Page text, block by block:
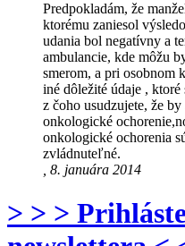
Predpokladám, že
ktorému zaniesol
udania bol negatívny a
ambulancie, kde môžu
smerom, a pri osobnom
iné dôležité údaje ,
z čoho usudzujete, že
onkologické
onkologické ochorenia
zvládnuteľné.
, 8. januára 2014
> > >